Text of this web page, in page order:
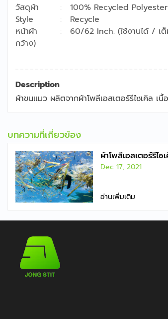
วัสดุผ้า
100% Recycled Polyester
Style
Recycle
หน้าผ้า
60/62 Inch. (ใช้งานได้ / เ
กว้าง)
Description
ผ้าขนแมว ผลิตจากผ้าโพลีเอสเตอร์รีไซเคิล
บทความที่เกี่ยวข้อง
ผ้าโพลีเอสเตอร์รีไซ
Dec 17, 2021
อ่านเพิ่มเติม